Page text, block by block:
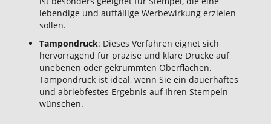
lebendige und auffällige Werbewirkung erzielen
sollen.
Tampondruck: Dieses Verfahren eignet sich
hervorragend für präzise und klare Drucke auf
unebenen oder gekrümmten Oberflächen.
Tampondruck ist ideal, wenn Sie ein dauerhaftes
und abriebfestes Ergebnis auf Ihren Stempeln
wünschen.